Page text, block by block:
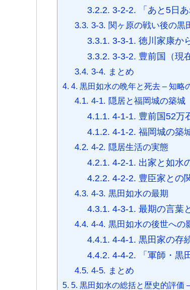
3.2.2. 3-2-2. 「あと5日
3.3. 3-3. 関ヶ原の戦い後の黒
3.3.1. 3-3-1. 徳川家康か
3.3.2. 3-3-2. 豊前国（現
3.4. 3-4. まとめ
4. 4. 黒田如水の晩年と死去 – 知略
4.1. 4-1. 隠居と福岡城の築城
4.1.1. 4-1-1. 豊前国52万
4.1.2. 4-1-2. 福岡城の築
4.2. 4-2. 隠居生活の実態
4.2.1. 4-2-1. 出家と如水
4.2.2. 4-2-2. 豊臣家との
4.3. 4-3. 黒田如水の最期
4.3.1. 4-3-1. 最期の言葉
4.4. 4-4. 黒田如水の後世への
4.4.1. 4-4-1. 黒田家の存
4.4.2. 4-4-2. 「軍師・黒
4.5. 4-5. まとめ
5. 5. 黒田如水の総括と歴史的評価